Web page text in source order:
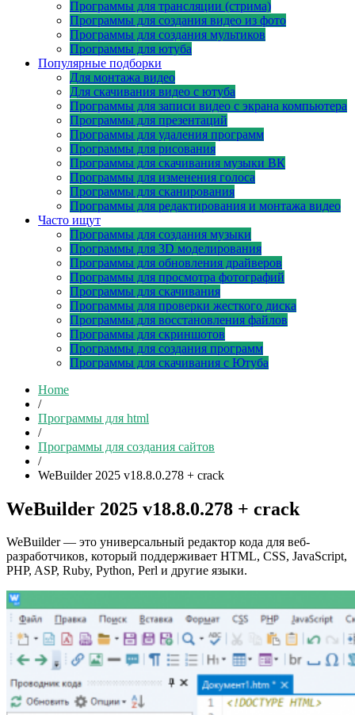
Программы для трансляции (стрима)
Программы для создания видео из фото
Программы для создания мультиков
Программы для ютуба
Популярные подборки
Для монтажа видео
Для скачивания видео с ютуба
Программы для записи видео с экрана компьютера
Программы для презентаций
Программы для удаления программ
Программы для рисования
Программы для скачивания музыки ВК
Программы для изменения голоса
Программы для сканирования
Программы для редактирования и монтажа видео
Часто ищут
Программы для создания музыки
Программы для 3D моделирования
Программы для обновления драйверов
Программы для просмотра фотографий
Программы для скачивания
Программы для проверки жесткого диска
Программы для восстановления файлов
Программы для скриншотов
Программы для создания программ
Программы для скачивания с Ютуба
Home
/
Программы для html
/
Программы для создания сайтов
/
WeBuilder 2025 v18.8.0.278 + crack
WeBuilder 2025 v18.8.0.278 + crack
WeBuilder — это универсальный редактор кода для веб-
разработчиков, который поддерживает HTML, CSS, JavaScript,
PHP, ASP, Ruby, Python, Perl и другие языки.